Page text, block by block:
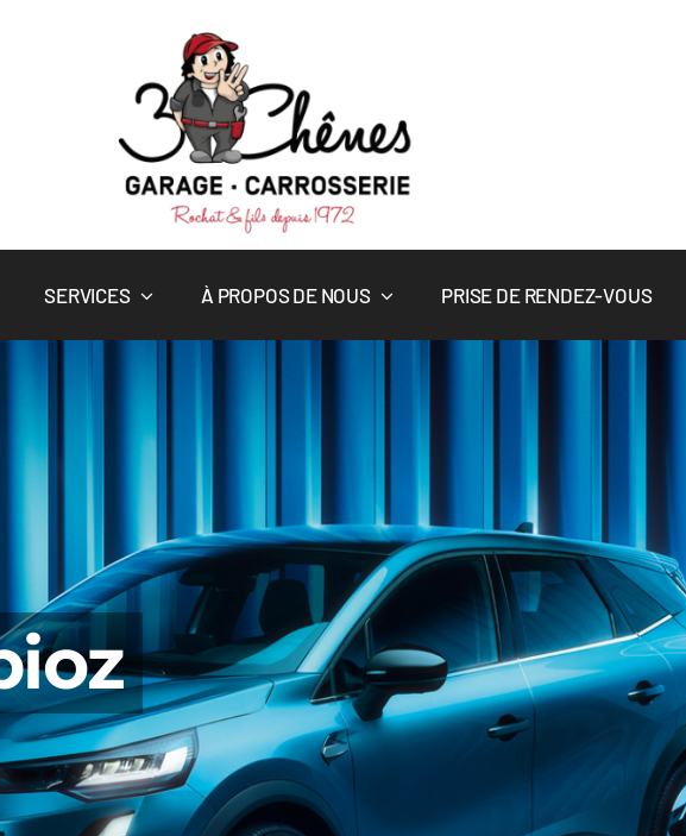
SERVICES À PROPOS DE NOUS PRISE DE RENDEZ-VOUS